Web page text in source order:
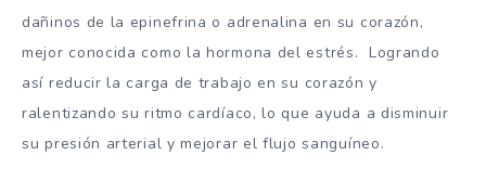
dañinos de la epinefrina o adrenalina en su corazón,
mejor conocida como la hormona del estrés. Logrando
así reducir la carga de trabajo en su corazón y
ralentizando su ritmo cardíaco, lo que ayuda a disminuir
su presión arterial y mejorar el flujo sanguíneo.